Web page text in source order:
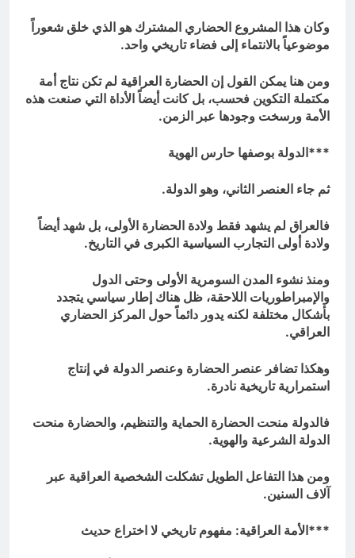
وكان هذا المشروع الحضاري المشترك هو الذي خلق شعوراً
موضوعياً بالانتماء إلى فضاء تاريخي واحد.
ومن هنا يمكن القول إن الحضارة العراقية لم تكن نتاج أمة
مكتملة التكوين فحسب، بل كانت أيضاً الأداة التي صنعت هذه
الأمة ورسخت وجودها عبر الزمن.
***الدولة بوصفها حارس الهوية
ثم جاء العنصر الثاني، وهو الدولة.
فالعراق لم يشهد فقط ولادة الحضارة الأولى، بل شهد أيضاً
ولادة أولى التجارب السياسية الكبرى في التاريخ.
ومنذ نشوء المدن السومرية الأولى وحتى الدول
والإمبراطوريات اللاحقة، ظل هناك إطار سياسي يتجدد
بأشكال مختلفة لكنه يدور دائماً حول المركز الحضاري
العراقي.
وهكذا تضافر عنصر الحضارة وعنصر الدولة في إنتاج
استمرارية تاريخية نادرة.
فالدولة منحت الحضارة الحماية والتنظيم، والحضارة منحت
الدولة الشرعية والهوية.
ومن هذا التفاعل الطويل تشكلت الشخصية العراقية عبر
آلاف السنين.
***الأمة العراقية: مفهوم تاريخي لا اختراع حديث